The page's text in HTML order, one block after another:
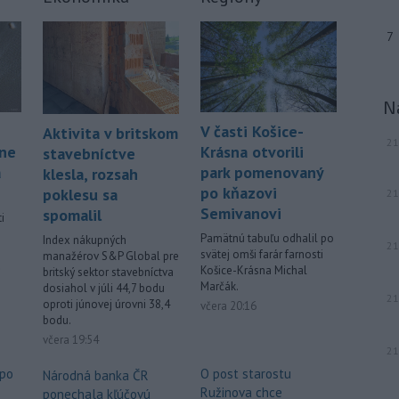
Aktivita v britskom
stavebníctve
klesla, rozsah
poklesu sa
spomalil
Index nákupných
manažérov S&P Global pre
britský sektor stavebníctva
dosiahol v júli 44,7 bodu
oproti júnovej úrovni 38,4
bodu.
včera 19:54
Národná banka ČR
ponechala kľúčovú
V časti Košice-
Krásna otvorili
park pomenovaný
po kňazovi
Semivanovi
Pamätnú tabuľu odhalil po
svätej omši farár farnosti
Košice-Krásna Michal
Marčák.
včera 20:16
O post starostu
Ružinova chce
7